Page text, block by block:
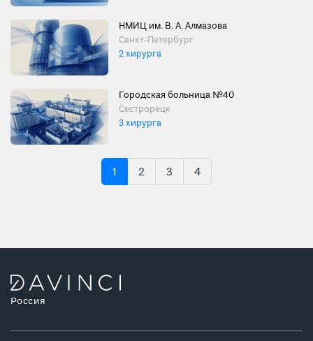
НМИЦ им. В. А. Алмазова
Санкт-Петербург
2 хирурга
Городская больница №40
Сестрорецк
3 хирурга
1 2 3 4
Россия